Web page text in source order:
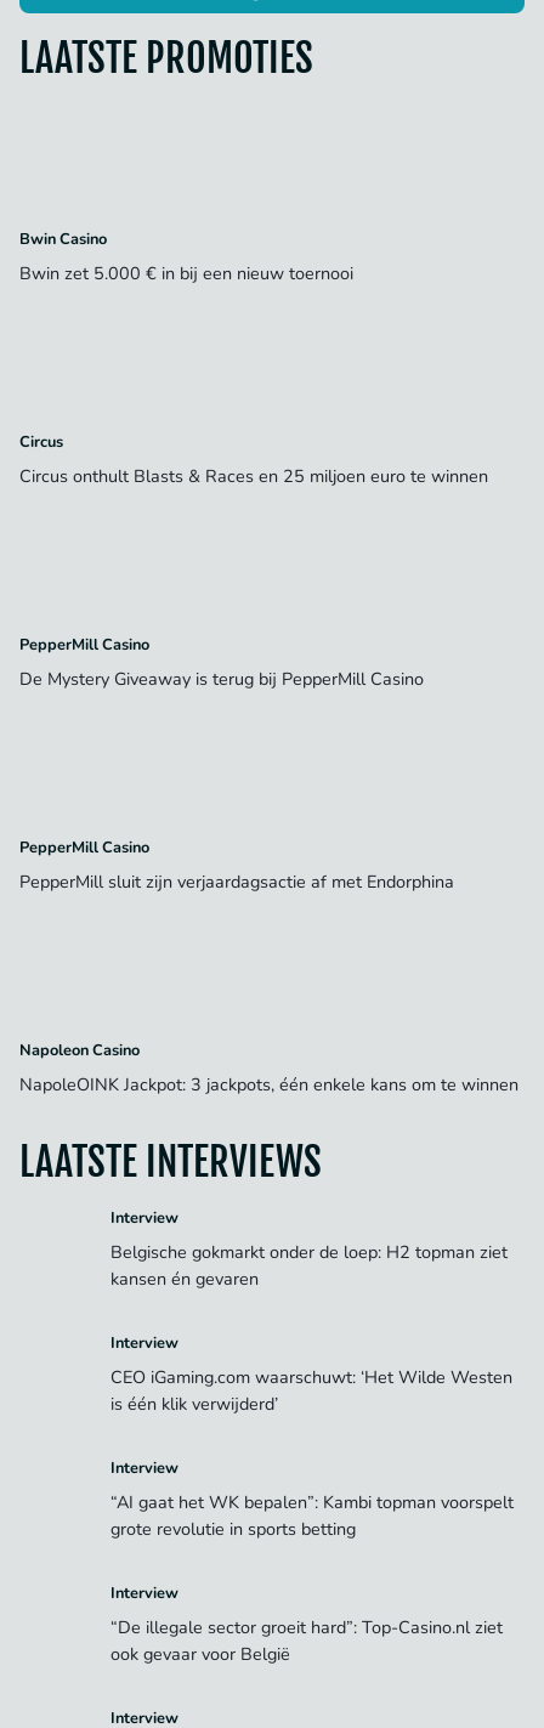
LAATSTE PROMOTIES
Bwin Casino
Bwin zet 5.000 € in bij een nieuw toernooi
Circus
Circus onthult Blasts & Races en 25 miljoen euro te winnen
PepperMill Casino
De Mystery Giveaway is terug bij PepperMill Casino
PepperMill Casino
PepperMill sluit zijn verjaardagsactie af met Endorphina
Napoleon Casino
NapoleOINK Jackpot: 3 jackpots, één enkele kans om te winnen
LAATSTE INTERVIEWS
Interview
Belgische gokmarkt onder de loep: H2 topman ziet
kansen én gevaren
Interview
CEO iGaming.com waarschuwt: ‘Het Wilde Westen
is één klik verwijderd’
Interview
“AI gaat het WK bepalen”: Kambi topman voorspelt
grote revolutie in sports betting
Interview
“De illegale sector groeit hard”: Top-Casino.nl ziet
ook gevaar voor België
Interview